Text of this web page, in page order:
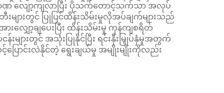
လျော့ကျလာပြီး ပိုသက်တောင့်သက်သာ အလုပ်
ျားတွင် ပြုပြင်ထိန်းသိမ်းမှုလိုအပ်ချက်များသည်
ျှော့ချပေးပြီး ထိန်းသိမ်းမှု ကုန်ကျစရိတ်
များတွင် အသုံးပြုနိုင်ပြီး ရင်းနှီးမြှုပ်နှံမှုအတွက်
ောင်းလဲနိုင်တဲ့ ရွေးချယ်မှု အမျိုးမျိုးကိုလည်း